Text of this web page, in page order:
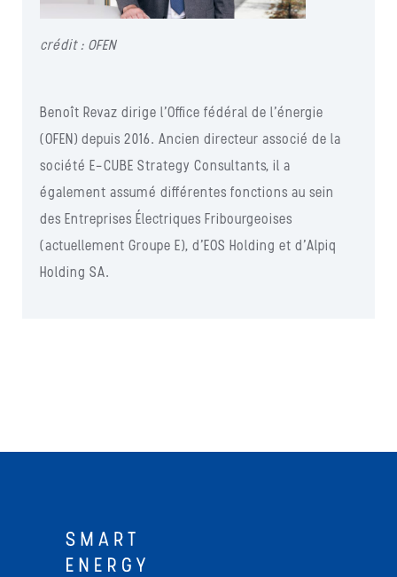
crédit : OFEN
Benoît Revaz dirige l’Office fédéral de l’énergie
(OFEN) depuis 2016. Ancien directeur associé de la
société E-CUBE Strategy Consultants, il a
également assumé différentes fonctions au sein
des Entreprises Électriques Fribourgeoises
(actuellement Groupe E), d’EOS Holding et d’Alpiq
Holding SA.